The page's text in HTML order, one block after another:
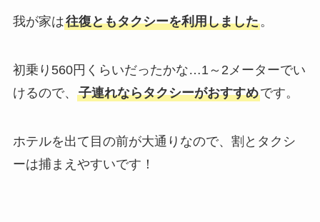
我が家は往復ともタクシーを利用しました。
初乗り560円くらいだったかな…1～2メーターでい
けるので、 子連れならタクシーがおすすめです。
ホテルを出て目の前が大通りなので、割とタクシ
ーは捕まえやすいです！